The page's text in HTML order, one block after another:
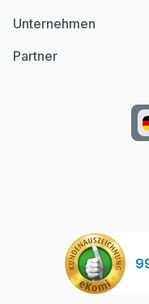
Unternehmen
Partner